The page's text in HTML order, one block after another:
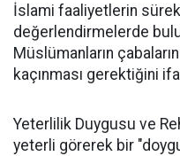
İslami faaliyetlerin
değerlendirmelerde
Müslümanların
kaçınması gerektiğini
Yeterlilik Duygusu ve
yeterli görerek bir